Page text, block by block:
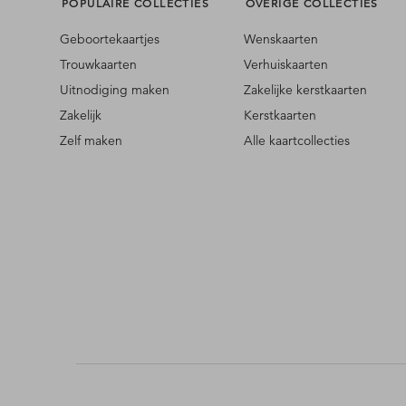
POPULAIRE COLLECTIES
Geboortekaartjes
Trouwkaarten
Uitnodiging maken
Zakelijk
Zelf maken
OVERIGE COLLECTIES
Wenskaarten
Verhuiskaarten
Zakelijke kerstkaarten
Kerstkaarten
Alle kaartcollecties